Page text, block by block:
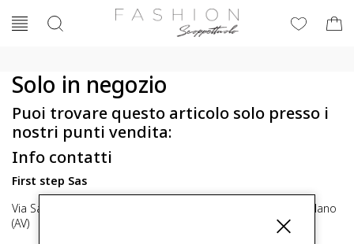
Solo in negozio
Puoi trovare questo articolo solo presso i
nostri punti vendita:
Info contatti
First step Sas
Via San Michele 16, Mirabella Eclano (Av) 83036 Mirabella Eclano
(AV)